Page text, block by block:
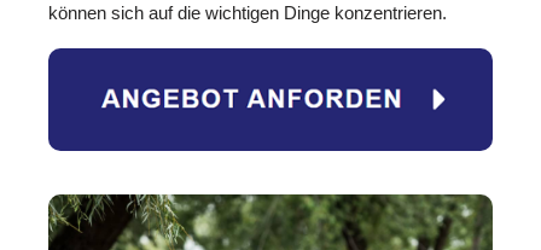
können sich auf die wichtigen Dinge konzentrieren.